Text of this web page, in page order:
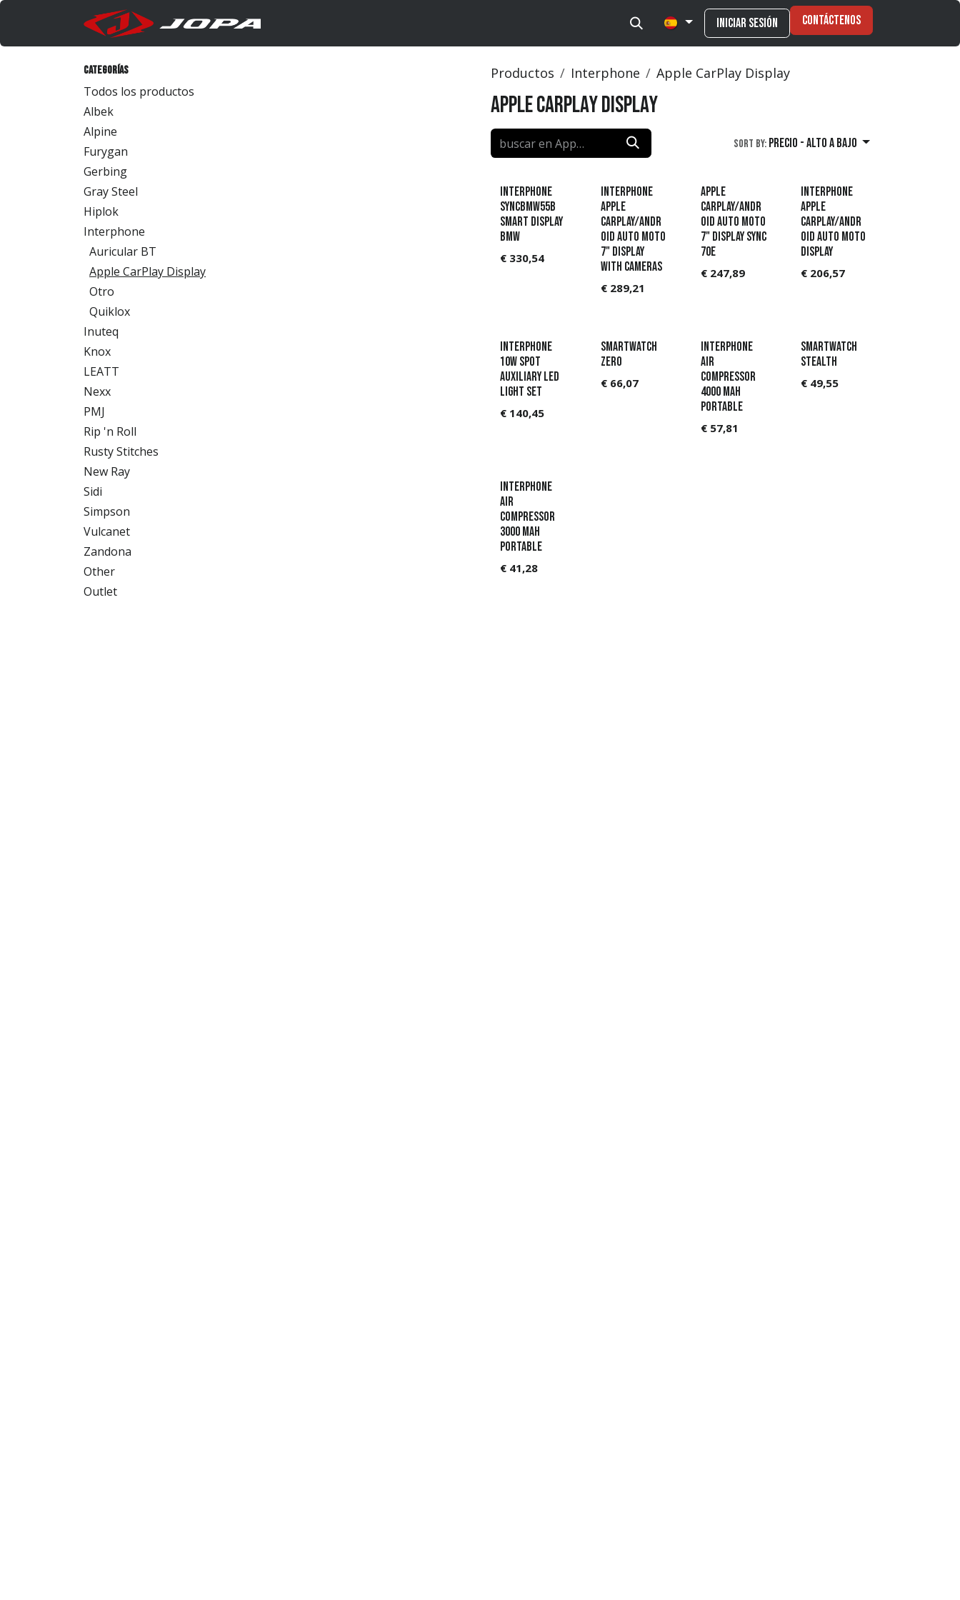
Ir al contenido
Iniciar sesión Contáctenos
Categorías
Todos los productos
Albek
Alpine
Furygan
Gerbing
Gray Steel
Hiplok
Interphone
Auricular BT
Apple CarPlay Display
Otro
Quiklox
Inuteq
Knox
LEATT
Nexx
PMJ
Rip 'n Roll
Rusty Stitches
New Ray
Sidi
Simpson
Vulcanet
Zandona
Other
Outlet
Productos Interphone Apple CarPlay Display
Apple CarPlay Display
Sort By: Precio - alto a bajo
Interphone
SYNCBMW55B
SMART DISPLAY
BMW
€ 330,54
Interphone
APPLE
CARPLAY/ANDR
OID AUTO MOTO
7" DISPLAY
WITH CAMERAS
€ 289,21
APPLE
CARPLAY/ANDR
OID AUTO MOTO
7" DISPLAY SYNC
70E
€ 247,89
Interphone
APPLE
CARPLAY/ANDR
OID AUTO MOTO
DISPLAY
€ 206,57
Interphone
10W SPOT
AUXILIARY LED
LIGHT SET
€ 140,45
Smartwatch
Zero
€ 66,07
Interphone
AIR
COMPRESSOR
4000 MAH
PORTABLE
€ 57,81
Smartwatch
Stealth
€ 49,55
Interphone
AIR
COMPRESSOR
3000 MAH
PORTABLE
€ 41,28